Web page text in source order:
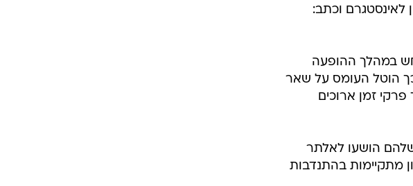
וכתב:
במהלך ההופעה
הוטל העומס על שאר
זמן ארוכים
הושעו לאלתר
מתקיימות בהתנדבות